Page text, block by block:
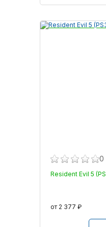
0
Resident Evil 5
от 2 377 ₽